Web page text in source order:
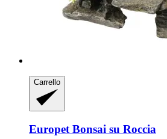
Carrello
Europet Bonsai su Roccia